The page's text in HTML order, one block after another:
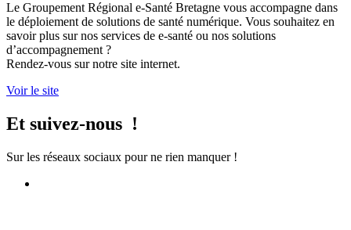
Le Groupement Régional e-Santé Bretagne vous accompagne dans
le déploiement de solutions de santé numérique. Vous souhaitez en
savoir plus sur nos services de e-santé ou nos solutions
d’accompagnement ?
Rendez-vous sur notre site internet.
Voir le site
Et suivez-nous !
Sur les réseaux sociaux pour ne rien manquer !